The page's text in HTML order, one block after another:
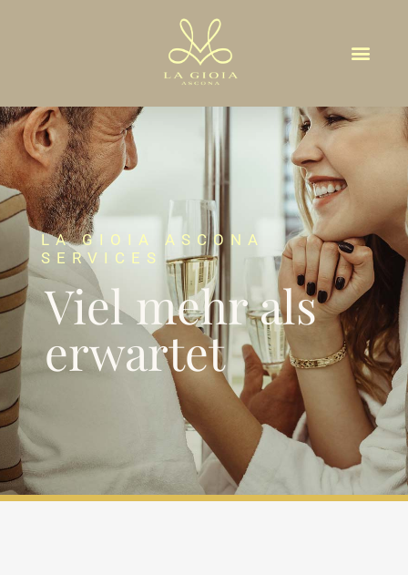
LA GIOIA ASCONA
SERVICES
Viel mehr als
erwartet